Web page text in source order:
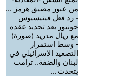
من عبور مضيق هرمز ...
- رد فعل فينيسيوس
جونيور بعد تجديد عقده
مع ريال مدريد (صورة)
- وسط استمرار
التصعيد الإسرائيلي في
لبنان والضفة.. ترامب
يتحدث ...